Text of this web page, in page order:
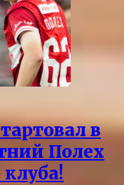
в
Полех